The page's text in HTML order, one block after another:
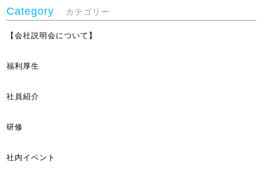
Category カテゴリー
【会社説明会について】
福利厚生
社員紹介
研修
社内イベント